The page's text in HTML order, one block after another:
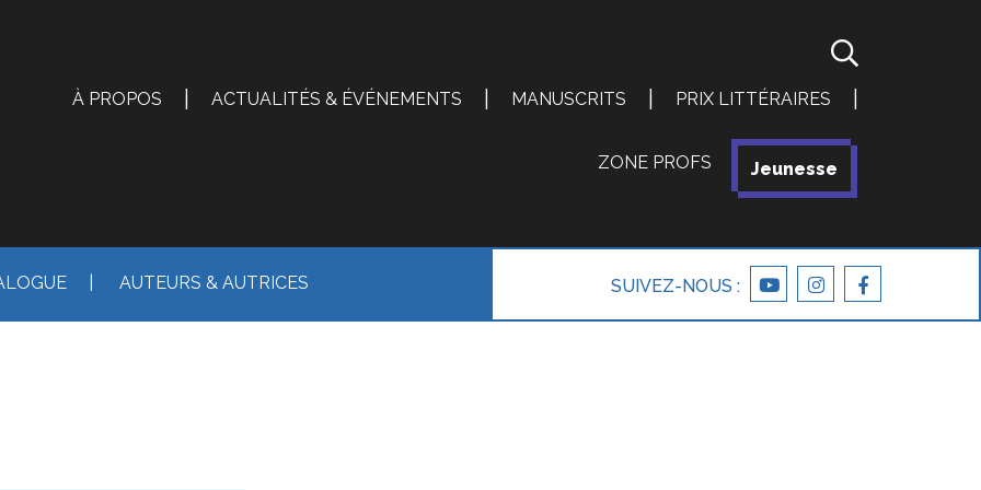
À PROPOS
ACTUALITÉS & ÉVÉNEMENTS MANUSCRITS PRIX LITTÉRAIRES
ZONE PROFS Jeunesse
AUTEURS & AUTRICES SUIVEZ-NOUS :